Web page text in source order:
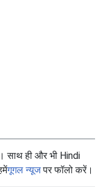
ही और भी Hindi
गूगल न्यूजपर फॉलो करें।